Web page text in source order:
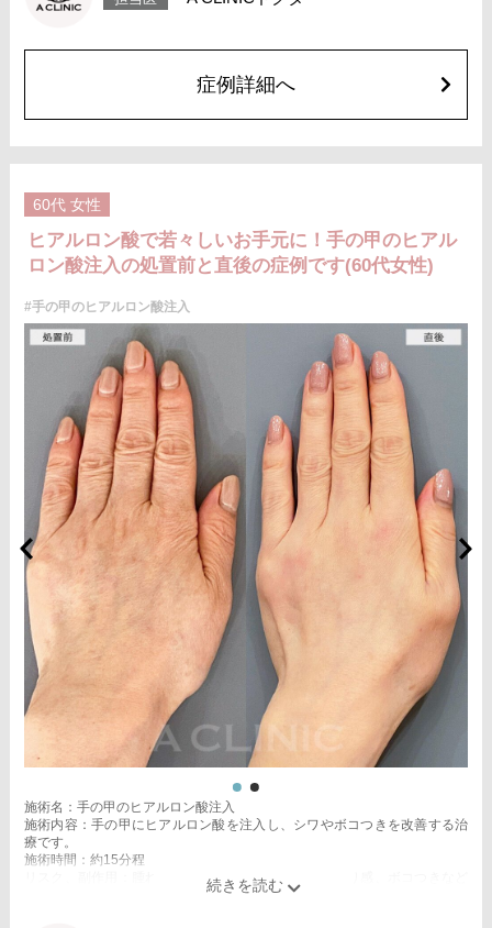
症例詳細へ
60代 女性
ヒアルロン酸で若々しいお手元に！手の甲のヒアル
ロン酸注入の処置前と直後の症例です(60代女性)
#手の甲のヒアルロン酸注入
施術名：手の甲のヒアルロン酸注入
施術内容：手の甲にヒアルロン酸を注入し、シワやボコつきを改善する治
療です。
施術時間：約15分程
リスク、副作用：腫れ、赤み、内出血、痛み、突っ張り感、ボコつきなど
が生じることがございます。また、稀にアレルギー、細菌感染症、血管閉